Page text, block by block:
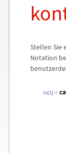
Stellen Sie
Notation
In[1]:=